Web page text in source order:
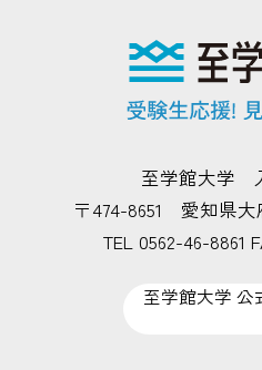
至学館大学 公
至学館大学
〒474-8651 愛知県大
TEL 0562-46-8861